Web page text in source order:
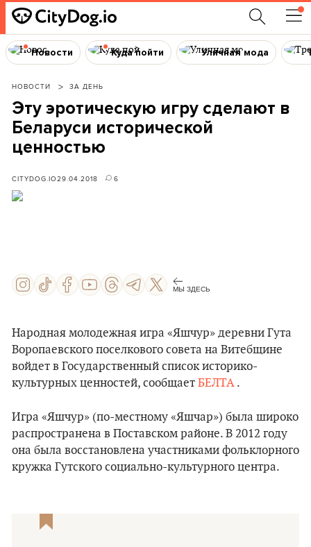
Новости Куда пойти Уличная мода
НОВОСТИ ЗА ДЕНЬ
Эту эротическую игру сделают в
Беларуси исторической
ценностью
CITYDOG.IO29.04.2018 6
МЫ ЗДЕСЬ
Народная молодежная игра «Яшчур» деревни Гута
Воропаевского поселкового совета на Витебщине
войдет в Государственный список историко-
культурных ценностей, сообщает БЕЛТА .
Игра «Яшчур» (по-местному «Яшчар») была широко
распространена в Поставском районе. В 2012 году
она была восстановлена ​​участниками фольклорного
кружка Гутского социально-культурного центра.